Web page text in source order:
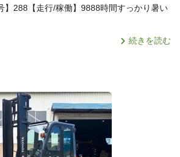
】288【走行/稼働】9888時間すっかり暑い
続きを読む